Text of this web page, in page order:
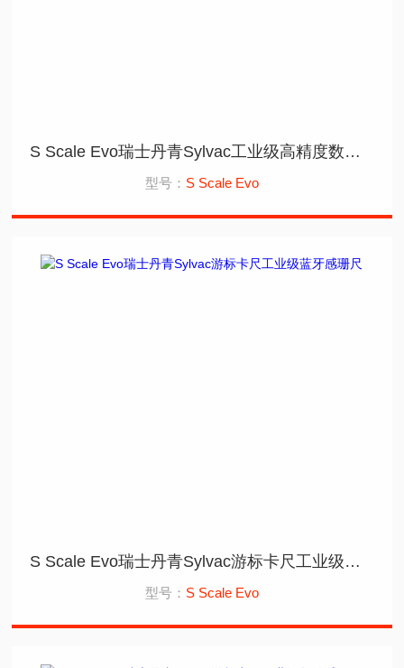
S Scale Evo瑞士丹青Sylvac工业级高精度数字感珊尺
型号： S Scale Evo
S Scale Evo瑞士丹青Sylvac游标卡尺工业级蓝牙感珊尺
型号： S Scale Evo